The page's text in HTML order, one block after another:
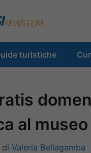
turistiche
al museo
di Valeria Bellagamba